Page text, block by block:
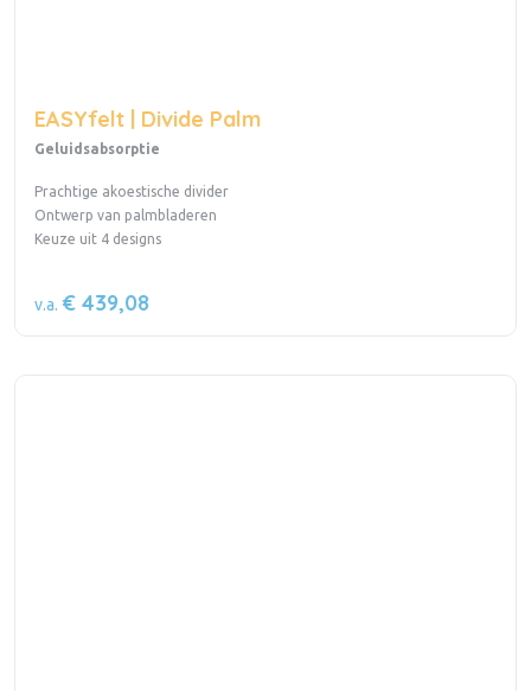
EASYfelt | Divide Palm
Geluidsabsorptie
Prachtige akoestische divider
Ontwerp van palmbladeren
Keuze uit 4 designs
v.a. € 439,08